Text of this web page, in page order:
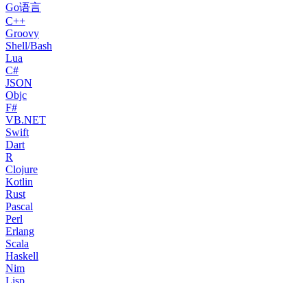
Go语言
C++
Groovy
Shell/Bash
Lua
C#
JSON
Objc
F#
VB.NET
Swift
Dart
R
Clojure
Kotlin
Rust
Pascal
Perl
Erlang
Scala
Haskell
Nim